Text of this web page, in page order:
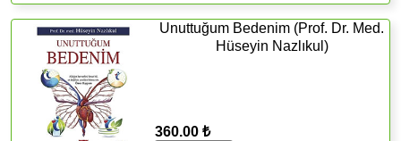
Unuttuğum Bedenim (Prof. Dr. Med.
Hüseyin Nazlıkul)
360.00 ₺